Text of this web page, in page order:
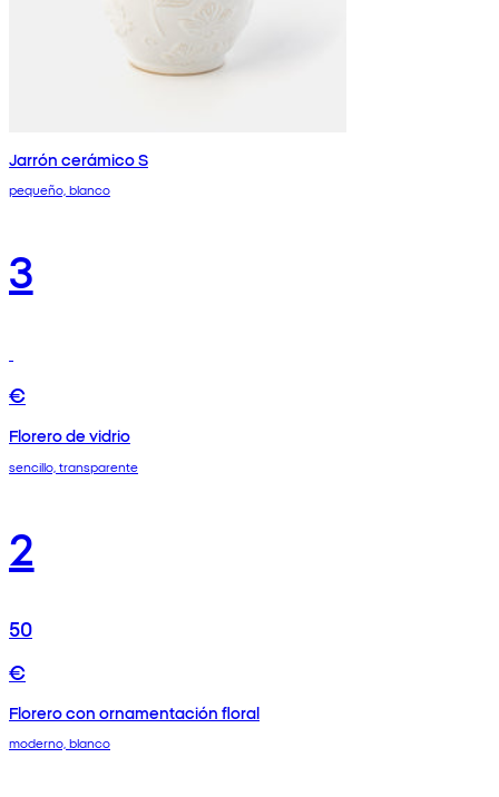
Jarrón cerámico S
pequeño, blanco
3
€
Florero de vidrio
sencillo, transparente
2
50
€
Florero con ornamentación floral
moderno, blanco